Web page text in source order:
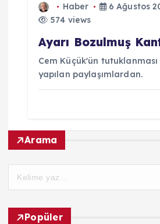
Haber
6 Ağustos
574 views
Ayarı Bozulmuş
Cem Küçük'ün
yapılan paylaşımlardan.
Arama
Popüler